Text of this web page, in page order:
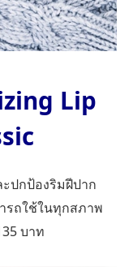
Lip
ปกป้องริมฝีปาก
รถใช้ในทุกสภาพ
บาท